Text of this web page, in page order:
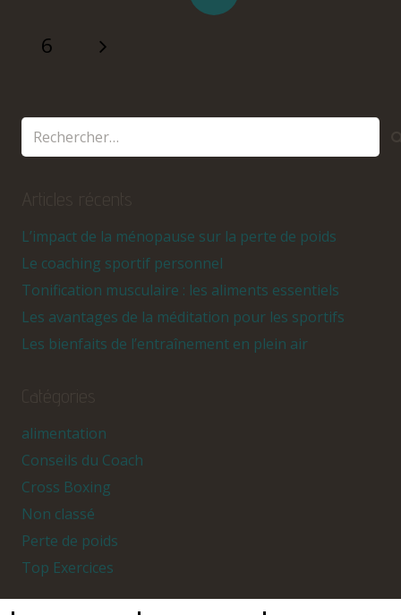
6
L’impact de la ménopause sur la perte de poids
Le coaching sportif personnel
Tonification musculaire : les aliments essentiels
Les avantages de la méditation pour les sportifs
Les bienfaits de l’entraînement en plein air
alimentation
Conseils du Coach
Cross Boxing
Non classé
Perte de poids
Top Exercices